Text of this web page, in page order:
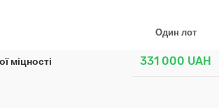
Один лот
міцності
331 000 UAH